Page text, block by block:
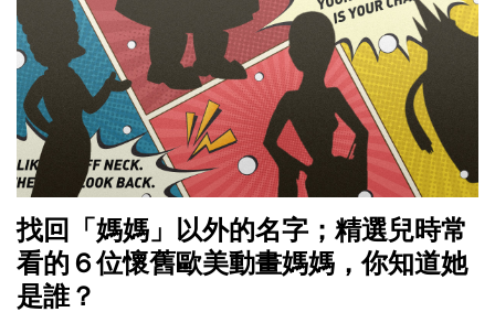
找回「媽媽」以外的名字；精選兒時常
看的６位懷舊歐美動畫媽媽，你知道她
是誰？